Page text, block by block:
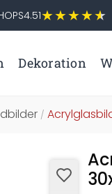
4.51
Dekoration
/